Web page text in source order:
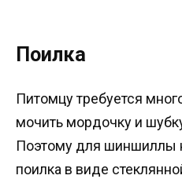
Поилка
Питомцу требуется
мочить мордочку и
Поэтому для шиншиллы
поилка в виде